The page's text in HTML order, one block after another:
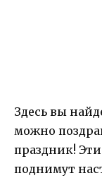
Здесь вы
можно
праздник!
поднимут